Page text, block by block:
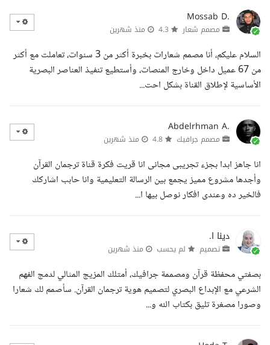
Mossab D.
مصمم شعار منذ شهرين
السلام عليكم، أنا مصمم شعارات بخبرة أكثر من 3 سنوات، تعاملت مع أكثر
من 67 عميل داخل وخارج المنصات، وأستطيع تنفيذ العناصر البصرية
الأساسية لإطلاق القناة بشكل احت...
Abdelrhman A.
مصمم جرافيك منذ شهرين
انا جاهز ابدا بجزء تجريبى مجانى انا قريت فكرة قناة ترجمان القرآن
وأجدها مشروع مميز يجمع بين الرسالة التعليمية وانا حابب اشاركك
فالخير ده وعندى افكار نوصل بيها ا...
دينا ا.
تصميم لم يحسب منذ شهرين
بصفتي محفظة قرآن ومصممة جرافيك، أمتلك المزيج المثالي لدمج الفهم
الشرعي مع الإبداع البصري لتصميم هوية ترجمان القرآن. سأصمم لك شعارا
وصورا مصغرة تليق بكتاب الله و...